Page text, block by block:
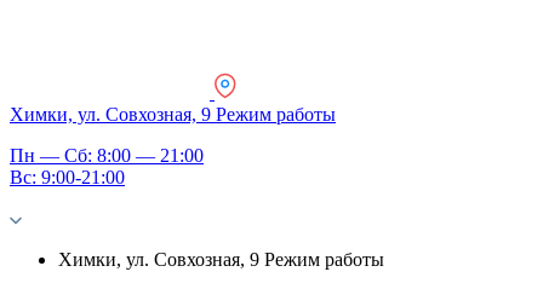
Химки, ул. Совхозная, 9 Режим работы
Пн — Сб: 8:00 — 21:00
Вс: 9:00-21:00
Химки, ул. Совхозная, 9 Режим работы